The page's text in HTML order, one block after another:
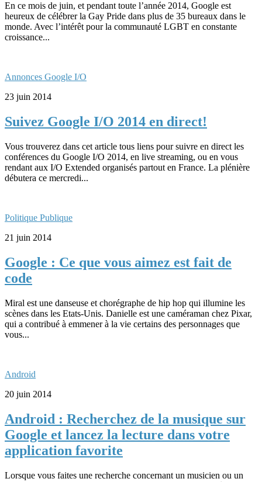
En ce mois de juin, et pendant toute l’année 2014, Google est
heureux de célébrer la Gay Pride dans plus de 35 bureaux dans le
monde. Avec l’intérêt pour la communauté LGBT en constante
croissance...
Annonces Google I/O
23 juin 2014
Suivez Google I/O 2014 en direct!
Vous trouverez dans cet article tous liens pour suivre en direct les
conférences du Google I/O 2014, en live streaming, ou en vous
rendant aux I/O Extended organisés partout en France. La plénière
débutera ce mercredi...
Politique Publique
21 juin 2014
Google : Ce que vous aimez est fait de
code
Miral est une danseuse et chorégraphe de hip hop qui illumine les
scènes dans les Etats-Unis. Danielle est une caméraman chez Pixar,
qui a contribué à emmener à la vie certains des personnages que
vous...
Android
20 juin 2014
Android : Recherchez de la musique sur
Google et lancez la lecture dans votre
application favorite
Lorsque vous faites une recherche concernant un musicien ou un